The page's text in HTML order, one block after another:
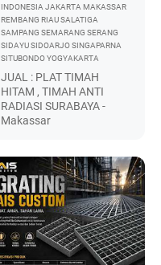
INDONESIA JAKARTA MAKASSAR
REMBANG RIAUSALATIGA
SAMPANG SEMARANG SERANG
SIDAYUSIDOARJOSINGAPARNA
SITUBONDOYOGYAKARTA
JUAL : PLAT TIMAH
HITAM , TIMAH ANTI
RADIASI SURABAYA -
Makassar